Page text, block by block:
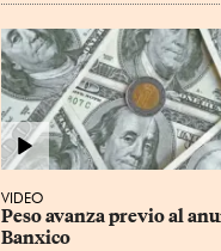
VIDEO
Peso avanza previo al
Banxico